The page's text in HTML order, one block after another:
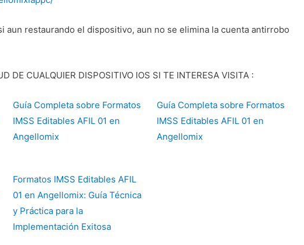
aun restaurando el dispositivo, aun no se elimina la cuenta antirrobo
DE CUALQUIER DISPOSITIVO IOS SI TE INTERESA VISITA :
Guía Completa sobre Formatos
IMSS Editables AFIL 01 en
Angellomix
Guía Completa sobre Formatos
IMSS Editables AFIL 01 en
Angellomix
Formatos IMSS Editables AFIL
01 en Angellomix: Guía Técnica
y Práctica para la
Implementación Exitosa